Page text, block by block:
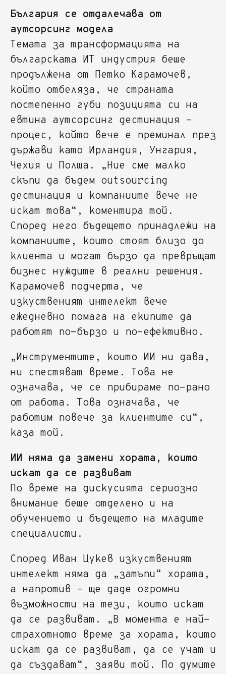
България се отдалечава от
аутсорсинг модела
Темата за трансформацията на
българската ИТ индустрия беше
продължена от Петко Карамочев,
който отбеляза, че страната
постепенно губи позицията си на
евтина аутсорсинг дестинация –
процес, който вече е преминал през
държави като Ирландия, Унгария,
Чехия и Полша. „Ние сме малко
скъпи да бъдем outsourcing
дестинация и компаниите вече не
искат това“, коментира той.
Според него бъдещето принадлежи на
компаниите, които стоят близо до
клиента и могат бързо да превръщат
бизнес нуждите в реални решения.
Карамочев подчерта, че
изкуственият интелект вече
ежедневно помага на екипите да
работят по-бързо и по-ефективно.
„Инструментите, които ИИ ни дава,
ни спестяват време. Това не
означава, че се прибираме по-рано
от работа. Това означава, че
работим повече за клиентите си“,
каза той.
ИИ няма да замени хората, които
искат да се развиват
По време на дискусията сериозно
внимание беше отделено и на
обучението и бъдещето на младите
специалисти.
Според Иван Цукев изкуственият
интелект няма да „затъпи“ хората,
а напротив – ще даде огромни
възможности на тези, които искат
да се развиват. „В момента е най-
страхотното време за хората, които
искат да се развиват, да се учат и
да създават“, заяви той. По думите